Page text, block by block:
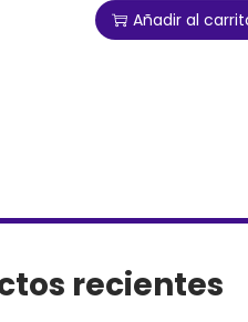
Añadir al
recientes